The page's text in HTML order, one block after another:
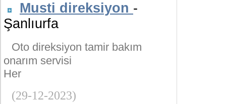
Musti direksiyon -
Şanlıurfa
Oto direksiyon tamir bakım
onarım servisi
Her
(29-12-2023)